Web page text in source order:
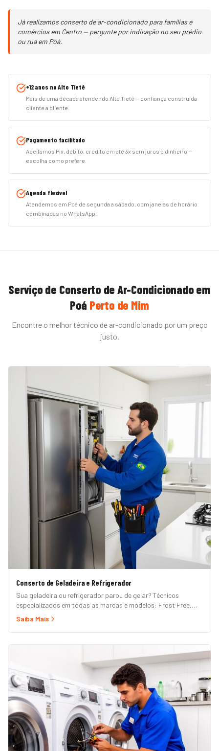
Já realizamos conserto de ar-condicionado para famílias e
comércios em Centro — pergunte por indicação no seu prédio
ou rua em Poá.
+12 anos no Alto Tietê
Mais de uma década atendendo Alto Tietê — confiança construída
cliente a cliente.
Pagamento facilitado
Aceitamos Pix, débito, crédito em até 3x sem juros e dinheiro —
escolha como prefere.
Agenda flexível
Atendemos em Poá de segunda a sábado, com janelas de horário
combinadas no WhatsApp.
Serviço de Conserto de Ar-Condicionado em
Poá Perto de Mim
Encontre o melhor técnico de ar-condicionado por um preço
justo.
Conserto de Geladeira e Refrigerador
Sua geladeira ou refrigerador parou de gelar? Técnicos
especializados em todas as marcas e modelos: Frost Free,
Duplex, Side by Side, French Door, Inverter e convencional.
Saiba Mais